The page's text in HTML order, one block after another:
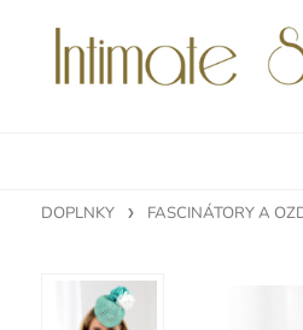
DOPLNKY FASCINÁTORY A